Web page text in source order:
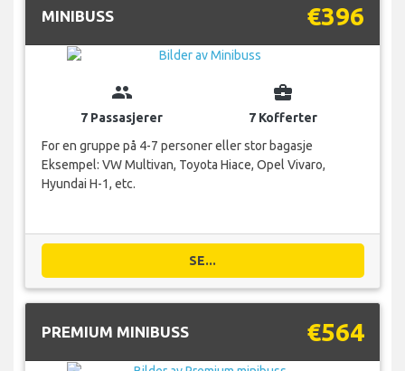
MINIBUSS €396
group
7 Passasjerer
business_center
7 Kofferter
For en gruppe på 4-7 personer eller stor bagasje
Eksempel: VW Multivan, Toyota Hiace, Opel Vivaro,
Hyundai H-1, etc.
SE...
PREMIUM MINIBUSS €564